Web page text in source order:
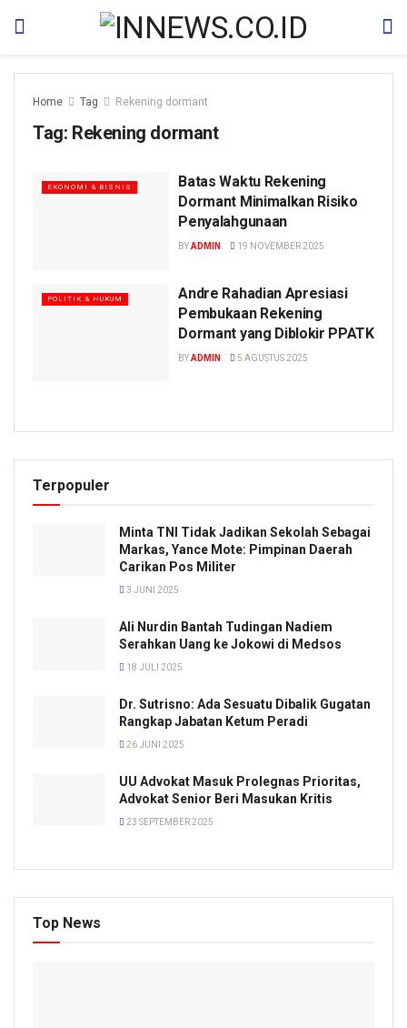
Home Tag Rekening dormant
Tag: Rekening dormant
EKONOMI & BISNIS
Batas Waktu Rekening
Dormant Minimalkan Risiko
Penyalahgunaan
BY ADMIN 19 NOVEMBER 2025
POLITIK & HUKUM
Andre Rahadian Apresiasi
Pembukaan Rekening
Dormant yang Diblokir PPATK
BY ADMIN 5 AGUSTUS 2025
Terpopuler
Minta TNI Tidak Jadikan Sekolah Sebagai
Markas, Yance Mote: Pimpinan Daerah
Carikan Pos Militer
3 JUNI 2025
Ali Nurdin Bantah Tudingan Nadiem
Serahkan Uang ke Jokowi di Medsos
18 JULI 2025
Dr. Sutrisno: Ada Sesuatu Dibalik Gugatan
Rangkap Jabatan Ketum Peradi
26 JUNI 2025
UU Advokat Masuk Prolegnas Prioritas,
Advokat Senior Beri Masukan Kritis
23 SEPTEMBER 2025
Top News